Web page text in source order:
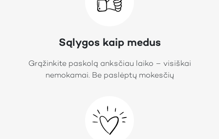
Sąlygos kaip medus
Grąžinkite paskolą anksčiau laiko – visiškai
nemokamai. Be paslėptų mokesčių